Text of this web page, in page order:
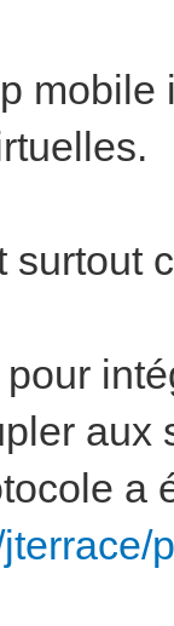
surtout
aux
a